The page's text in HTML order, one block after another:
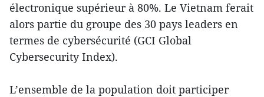
électronique supérieur à 80%. Le Vietnam ferait
alors partie du groupe des 30 pays leaders en
termes de cybersécurité (GCI Global
Cybersecurity Index).
L’ensemble de la population doit participer